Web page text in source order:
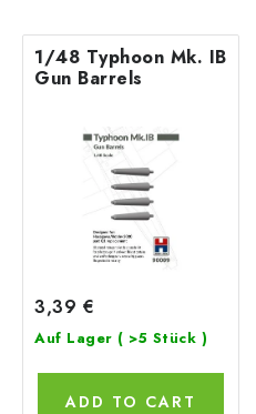
1/48 Typhoon Mk. IB
Gun Barrels
3,39 €
Auf Lager ( >5 Stück )
ADD TO CART